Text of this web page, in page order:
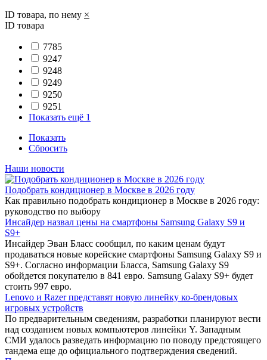
ID товара, по нему ×
ID товара
7785
9247
9248
9249
9250
9251
Показать ещё 1
Показать
Сбросить
Наши новости
Подобрать кондиционер в Москве в 2026 году
Как правильно подобрать кондиционер в Москве в 2026 году:
руководство по выбору
Инсайдер назвал цены на смартфоны Samsung Galaxy S9 и
S9+
Инсайдер Эван Бласс сообщил, по каким ценам будут
продаваться новые корейские смартфоны Samsung Galaxy S9 и
S9+. Согласно информации Бласса, Samsung Galaxy S9
обойдется покупателю в 841 евро. Samsung Galaxy S9+ будет
стоить 997 евро.
Lenovo и Razer представят новую линейку ко-брендовых
игровых устройств
По предварительным сведениям, разработки планируют вести
над созданием новых компьютеров линейки Y. Западным
СМИ удалось разведать информацию по поводу предстоящего
тандема еще до официального подтверждения сведений.